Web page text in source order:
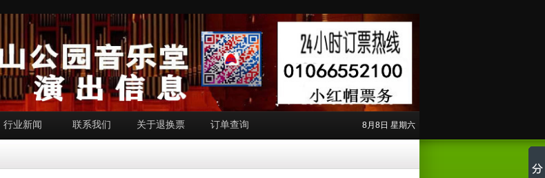
行业新闻 联系我们 关于退换票 订单查询 8月8日 星期六